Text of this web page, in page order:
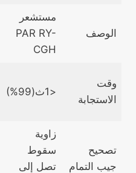
الوصف
مستشعر
PAR RY-
CGH
وقت
الاستجابة
<1ث(99%)
تصحيح
جيب التمام
زاوية
سقوط
تصل إلى